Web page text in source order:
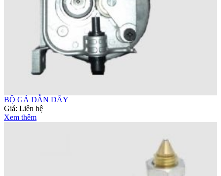
BỘ GÁ DẪN DÂY
Giá: Liên hệ
Xem thêm